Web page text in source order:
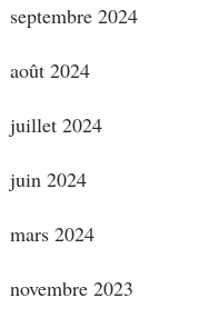
septembre 2024
août 2024
juillet 2024
juin 2024
mars 2024
novembre 2023